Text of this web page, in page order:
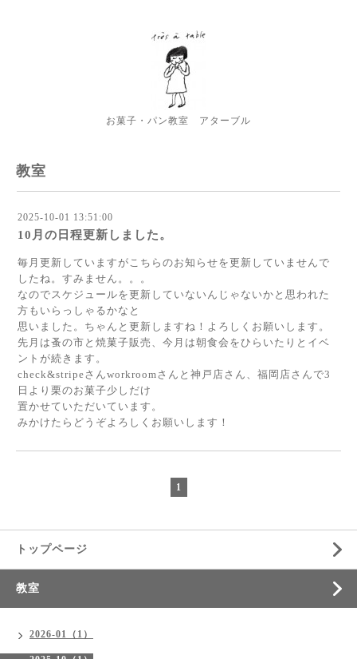
お菓子・パン教室 アターブル
教室
2025-10-01 13:51:00
10月の日程更新しました。
毎月更新していますがこちらのお知らせを更新していませんで
したね。すみません。。。
なのでスケジュールを更新していないんじゃないかと思われた
方もいらっしゃるかなと
思いました。ちゃんと更新しますね！よろしくお願いします。
先月は蚤の市と焼菓子販売、今月は朝食会をひらいたりとイベ
ントが続きます。
check&stripeさんworkroomさんと神戸店さん、福岡店さんで3
日より栗のお菓子少しだけ
置かせていただいています。
みかけたらどうぞよろしくお願いします！
1
トップページ
教室
2026-01（1）